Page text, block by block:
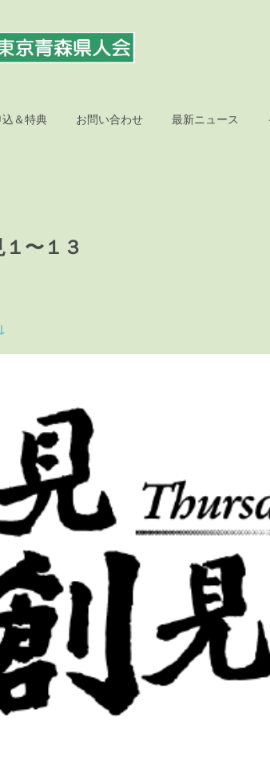
込＆特典 お問い合わせ 最新ニュース
〜１３